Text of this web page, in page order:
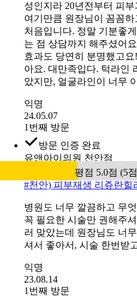
성인지라 20년전부터 피
여기만큼 원장님이 꼼꼼
처음입니다. 정말 기분좋
는 점 상담까지 해주셨어
효과도 당연히 분명했고
아요. 대만족입다. 턱라인
았지만, 얼굴라인이 너무 이
익명
24.05.07
1번째 방문
방문 인증 완료
유앤아이의원 천안점
평점 5.0점 (5
#천안) 피부재생 리쥬란힐
병원도 너무 깔끔하고 무
꼭 필요한 시술만 권해주
러 맞았는데 원장님도 너
셔서 좋아서, 시술 한번받
익명
23.08.14
1번째 방문